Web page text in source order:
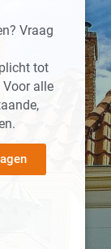
Vraag
tot
Voor alle